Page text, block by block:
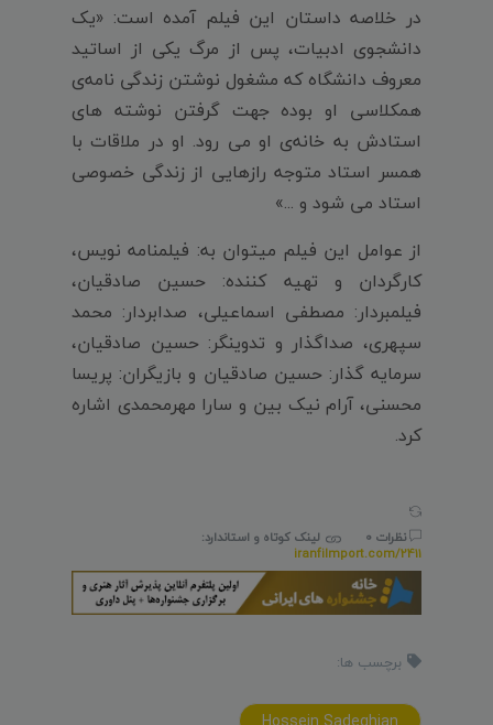
در خلاصه داستان این فیلم آمده است: «یک
دانشجوی ادبیات، پس از مرگ یکی از اساتید
معروف دانشگاه که مشغول نوشتن زندگی نامه‌ی
همکلاسی او بوده جهت گرفتن نوشته های
استادش به خانه‌ی او می رود. او در ملاقات با
همسر استاد متوجه رازهایی از زندگی خصوصی
استاد می شود و ...»
از عوامل این فیلم میتوان به: فیلمنامه نویس،
کارگردان و تهیه کننده: حسین صادقیان،
فیلمبردار: مصطفی اسماعیلی، صدابردار: محمد
سپهری، صداگذار و تدوینگر: حسین صادقیان،
سرمایه گذار: حسین صادقیان و بازیگران: پریسا
محسنی، آرام نیک بین و سارا مهرمحمدی اشاره
کرد.
نظرات 0
لینک کوتاه و استاندارد:
iranfilmport.com/2411
برچسب ها: